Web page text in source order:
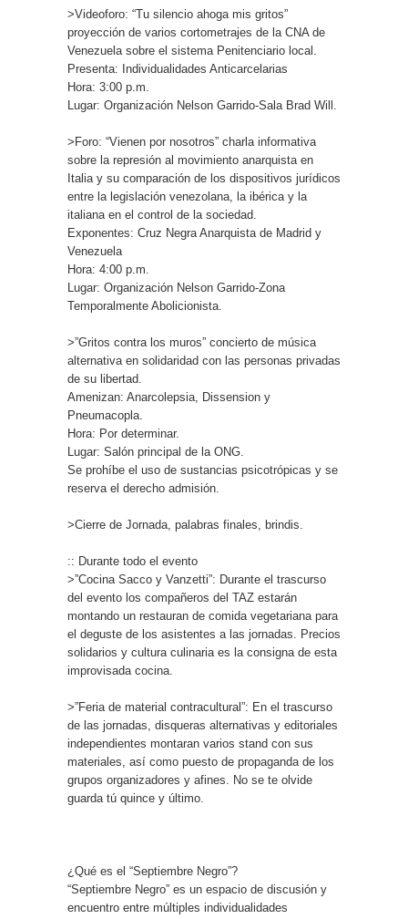
>Videoforo: “Tu silencio ahoga mis gritos”
proyección de varios cortometrajes de la CNA de
Venezuela sobre el sistema Penitenciario local.
Presenta: Individualidades Anticarcelarias
Hora: 3:00 p.m.
Lugar: Organización Nelson Garrido-Sala Brad Will.
>Foro: “Vienen por nosotros” charla informativa
sobre la represión al movimiento anarquista en
Italia y su comparación de los dispositivos jurídicos
entre la legislación venezolana, la ibérica y la
italiana en el control de la sociedad.
Exponentes: Cruz Negra Anarquista de Madrid y
Venezuela
Hora: 4:00 p.m.
Lugar: Organización Nelson Garrido-Zona
Temporalmente Abolicionista.
>”Gritos contra los muros” concierto de música
alternativa en solidaridad con las personas privadas
de su libertad.
Amenizan: Anarcolepsia, Dissension y
Pneumacopla.
Hora: Por determinar.
Lugar: Salón principal de la ONG.
Se prohíbe el uso de sustancias psicotrópicas y se
reserva el derecho admisión.
>Cierre de Jornada, palabras finales, brindis.
:: Durante todo el evento
>”Cocina Sacco y Vanzetti”: Durante el trascurso
del evento los compañeros del TAZ estarán
montando un restauran de comida vegetariana para
el deguste de los asistentes a las jornadas. Precios
solidarios y cultura culinaria es la consigna de esta
improvisada cocina.
>”Feria de material contracultural”: En el trascurso
de las jornadas, disqueras alternativas y editoriales
independientes montaran varios stand con sus
materiales, así como puesto de propaganda de los
grupos organizadores y afines. No se te olvide
guarda tú quince y último.
¿Qué es el “Septiembre Negro”?
“Septiembre Negro” es un espacio de discusión y
encuentro entre múltiples individualidades